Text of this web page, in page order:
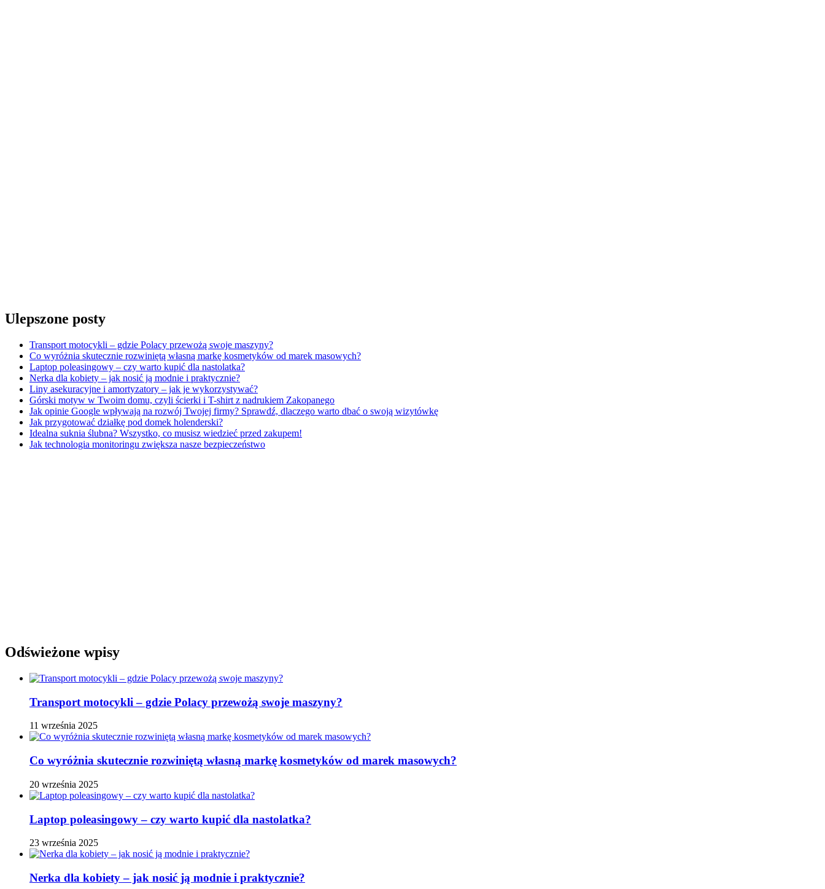
Ulepszone posty
Transport motocykli – gdzie Polacy przewożą swoje maszyny?
Co wyróżnia skutecznie rozwiniętą własną markę kosmetyków od marek masowych?
Laptop poleasingowy – czy warto kupić dla nastolatka?
Nerka dla kobiety – jak nosić ją modnie i praktycznie?
Liny asekuracyjne i amortyzatory – jak je wykorzystywać?
Górski motyw w Twoim domu, czyli ścierki i T-shirt z nadrukiem Zakopanego
Jak opinie Google wpływają na rozwój Twojej firmy? Sprawdź, dlaczego warto dbać o swoją wizytówkę
Jak przygotować działkę pod domek holenderski?
Idealna suknia ślubna? Wszystko, co musisz wiedzieć przed zakupem!
Jak technologia monitoringu zwiększa nasze bezpieczeństwo
Odświeżone wpisy
Transport motocykli – gdzie Polacy przewożą swoje maszyny?
11 września 2025
Co wyróżnia skutecznie rozwiniętą własną markę kosmetyków od marek masowych?
20 września 2025
Laptop poleasingowy – czy warto kupić dla nastolatka?
23 września 2025
Nerka dla kobiety – jak nosić ją modnie i praktycznie?